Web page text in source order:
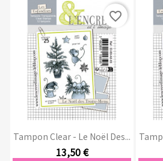
Tampon Clear - Le Noël Des...
13,50 €
favorite_border